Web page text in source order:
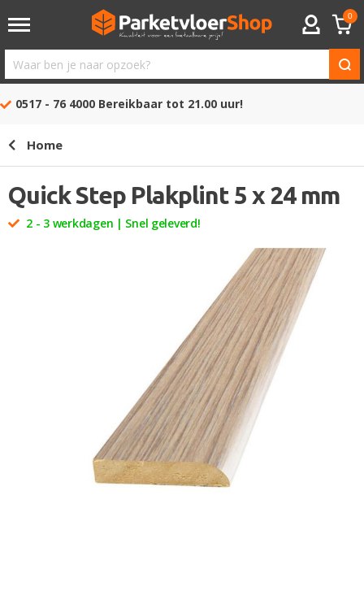
ACCOUNT
0
Waar
ben
opzoek?
0517 - 76 4000 Bereikbaar tot 21.00 uur!
Home
Quick Step Plakplint 5 x 24 mm
2 - 3 werkdagen | Snel geleverd!